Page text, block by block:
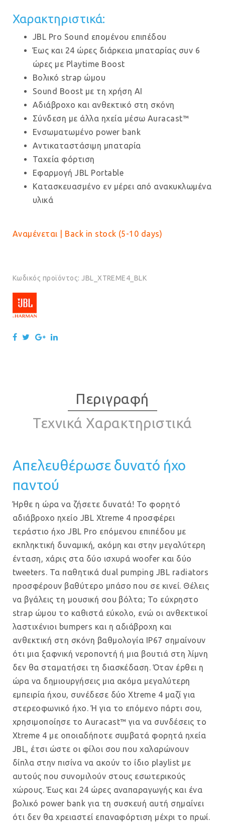
Χαρακτηριστικά:
JBL Pro Sound επομένου επιπέδου
Έως και 24 ώρες διάρκεια μπαταρίας συν 6
ώρες με Playtime Boost
Βολικό strap ώμου
Sound Boost με τη χρήση AI
Αδιάβροχο και ανθεκτικό στη σκόνη
Σύνδεση με άλλα ηχεία μέσω Auracast™
Ενσωματωμένο power bank
Αντικαταστάσιμη μπαταρία
Ταχεία φόρτιση
Εφαρμογή JBL Portable
Κατασκευασμένο εν μέρει από ανακυκλωμένα
υλικά
Αναμένεται | Back in stock (5-10 days)
Κωδικός προϊόντος:JBL_XTREME4_BLK
Περιγραφή
Τεχνικά Χαρακτηριστικά
Απελευθέρωσε δυνατό ήχο
παντού
Ήρθε η ώρα να ζήσετε δυνατά! Το φορητό
αδιάβροχο ηχείο JBL Xtreme 4 προσφέρει
τεράστιο ήχο JBL Pro επόμενου επιπέδου με
εκπληκτική δυναμική, ακόμη και στην μεγαλύτερη
ένταση, χάρις στα δύο ισχυρά woofer και δύο
tweeters. Τα παθητικά dual pumping JBL radiators
προσφέρουν βαθύτερο μπάσο που σε κινεί. Θέλεις
να βγάλεις τη μουσική σου βόλτα; Το εύχρηστο
strap ώμου το καθιστά εύκολο, ενώ οι ανθεκτικοί
λαστιχένιοι bumpers και η αδιάβροχη και
ανθεκτική στη σκόνη βαθμολογία IP67 σημαίνουν
ότι μια ξαφνική νεροποντή ή μια βουτιά στη λίμνη
δεν θα σταματήσει τη διασκέδαση. Όταν έρθει η
ώρα να δημιουργήσεις μια ακόμα μεγαλύτερη
εμπειρία ήχου, συνέδεσε δύο Xtreme 4 μαζί για
στερεοφωνικό ήχο. Ή για το επόμενο πάρτι σου,
χρησιμοποίησε το Auracast™ για να συνδέσεις το
Xtreme 4 με οποιαδήποτε συμβατά φορητά ηχεία
JBL, έτσι ώστε οι φίλοι σου που χαλαρώνουν
δίπλα στην πισίνα να ακούν το ίδιο playlist με
αυτούς που συνομιλούν στους εσωτερικούς
χώρους. Έως και 24 ώρες αναπαραγωγής και ένα
βολικό power bank για τη συσκευή αυτή σημαίνει
ότι δεν θα χρειαστεί επαναφόρτιση μέχρι το πρωί.